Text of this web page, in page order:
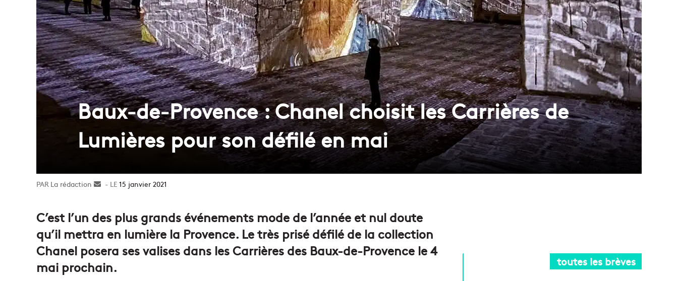
Baux-de-Provence : Chanel choisit les Carrières de
Lumières pour son défilé en mai
La rédaction
Envoyer15 janvier 2021
C’est l’un des plus grands événements mode de l’année et nul doute
qu’il mettra en lumière la Provence. Le très prisé défilé de la collection
Chanel posera ses valises dans les Carrières des Baux-de-Provence le 4
mai prochain.
toutes les brèves